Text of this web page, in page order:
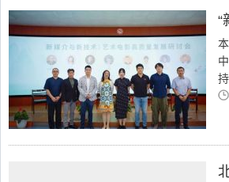
“
持